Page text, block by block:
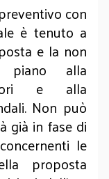
con
è tenuto a
e la non
piano alla
e alla
Non può
già in fase di
le
proposta